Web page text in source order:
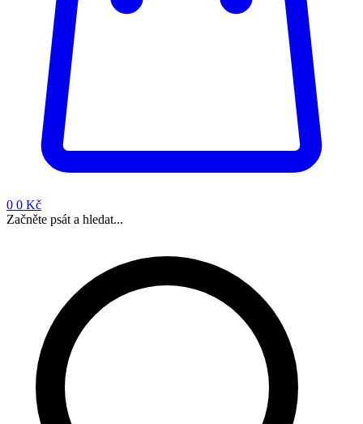
0 0 Kč
Začněte psát a hledat...